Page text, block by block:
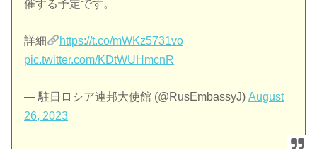
催する予定です。
詳細
https://t.co/mWKz5731vo
pic.twitter.com/KDtWUHmcnR
— 駐日ロシア連邦大使館 (@RusEmbassyJ)August
26, 2023